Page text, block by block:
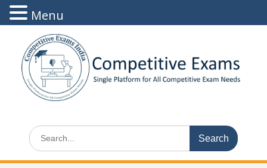
content
Search
for:
Menu